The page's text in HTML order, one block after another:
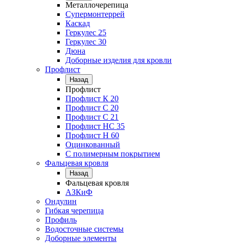
Металлочерепица
Супермонтеррей
Каскад
Геркулес 25
Геркулес 30
Дюна
Доборные изделия для кровли
Профлист
Назад
Профлист
Профлист К 20
Профлист С 20
Профлист C 21
Профлист НС 35
Профлист Н 60
Оцинкованный
С полимерным покрытием
Фальцевая кровля
Назад
Фальцевая кровля
АЗКиФ
Ондулин
Гибкая черепица
Профиль
Водосточные системы
Доборные элементы